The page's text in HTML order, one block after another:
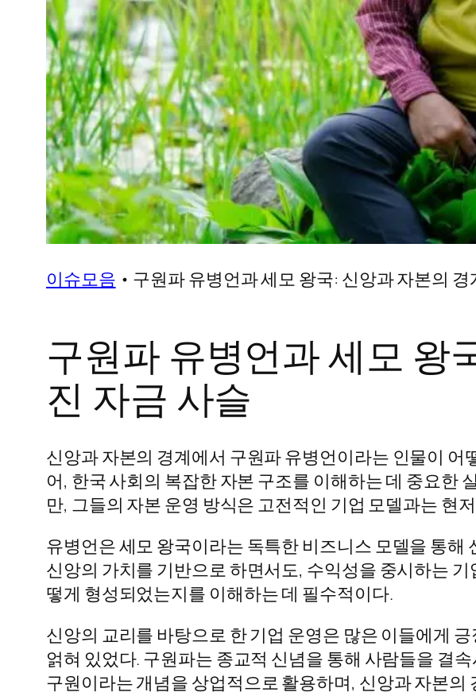
이슈모음 • 구원파 유병언과 세모 왕국: 신앙과 자본의
구원파 유병언과 세모 왕
진 자금 사슬
신앙과 자본의 경계에서 구원파 유병언이라는 인물이
어, 한국 사회의 복잡한 자본 구조를 이해하는 데 중요한
만, 그들의 자본 운영 방식은 고전적인 기업 모델과는 현
유병언은 세모 왕국이라는 독특한 비즈니스 모델을 통
신앙의 가치를 기반으로 하면서도, 수익성을 중시하는
떻게 형성되었는지를 이해하는 데 필수적이다.
신앙의 교리를 바탕으로 한 기업 운영은 많은 이들에게
얽혀 있었다. 구원파는 종교적 신념을 통해 사람들을 결
구원이라는 개념을 상업적으로 활용하며, 신앙과 자본의